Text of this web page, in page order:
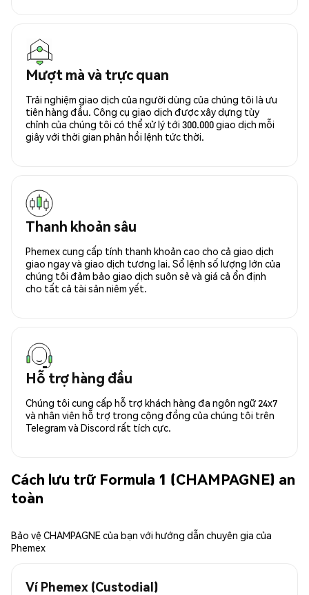
Mượt mà và trực quan
Trải nghiệm giao dịch của người dùng của chúng tôi là ưu
tiên hàng đầu. Công cụ giao dịch được xây dựng tùy
chỉnh của chúng tôi có thể xử lý tới 300.000 giao dịch mỗi
giây với thời gian phản hồi lệnh tức thời.
Thanh khoản sâu
Phemex cung cấp tính thanh khoản cao cho cả giao dịch
giao ngay và giao dịch tương lai. Sổ lệnh số lượng lớn của
chúng tôi đảm bảo giao dịch suôn sẻ và giá cả ổn định
cho tất cả tài sản niêm yết.
Hỗ trợ hàng đầu
Chúng tôi cung cấp hỗ trợ khách hàng đa ngôn ngữ 24x7
và nhân viên hỗ trợ trong cộng đồng của chúng tôi trên
Telegram và Discord rất tích cực.
Cách lưu trữ Formula 1 (CHAMPAGNE) an
toàn
Bảo vệ CHAMPAGNE của bạn với hướng dẫn chuyên gia của
Phemex
Ví Phemex (Custodial)